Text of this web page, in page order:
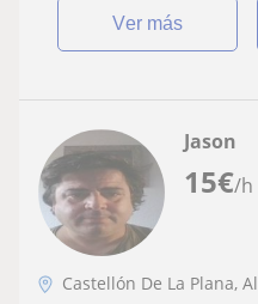
ver más
15€/h
Jason
Castellón De La Plana,